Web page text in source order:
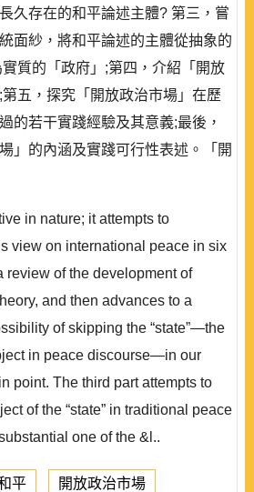
久存在的和平論述主體? 第三，嘗
面紗，將和平論述的主體從抽象的
實質的「政府」;第四，介紹「開放
五，探究「開放政治市場」在歷
的若干實踐經驗及其意義;最後，
」的內涵及實踐可行性表述。「開
in nature; it attempts to
view on international peace in six
review of the development of
and then advances to a
of skipping the “state”—the
in peace discourse—in our
point. The third part attempts to
of the “state” in traditional peace
one of the &l..
平 開放政治市場